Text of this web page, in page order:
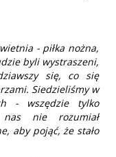
- piłka nożna,
byli wystraszeni,
się, co się
Siedzieliśmy w
- wszędzie tylko
nie rozumiał
aby pojąć, że stało